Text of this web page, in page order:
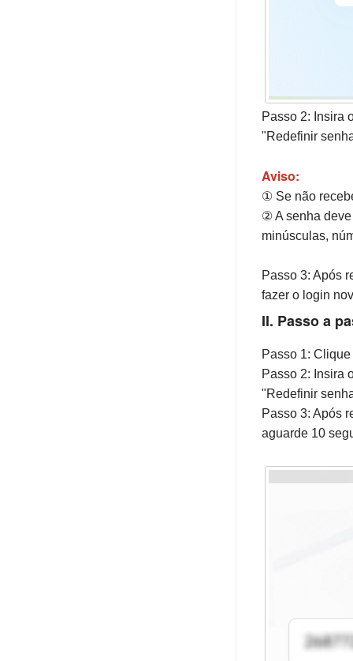
Passo 2: Insira
"Redefinir
Aviso:
① Se não
② A senha
minúsculas,
Passo 3: Após
fazer o login
II. Passo a
Passo 1:
Passo 2: Insira
"Redefinir
Passo 3: Após
aguarde 10